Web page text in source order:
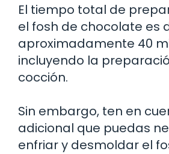
El tiempo total de
el fosh de chocolate es
aproximadamente 40
incluyendo la
cocción.
Sin embargo, ten en
adicional que puedas
enfriar y desmoldar el